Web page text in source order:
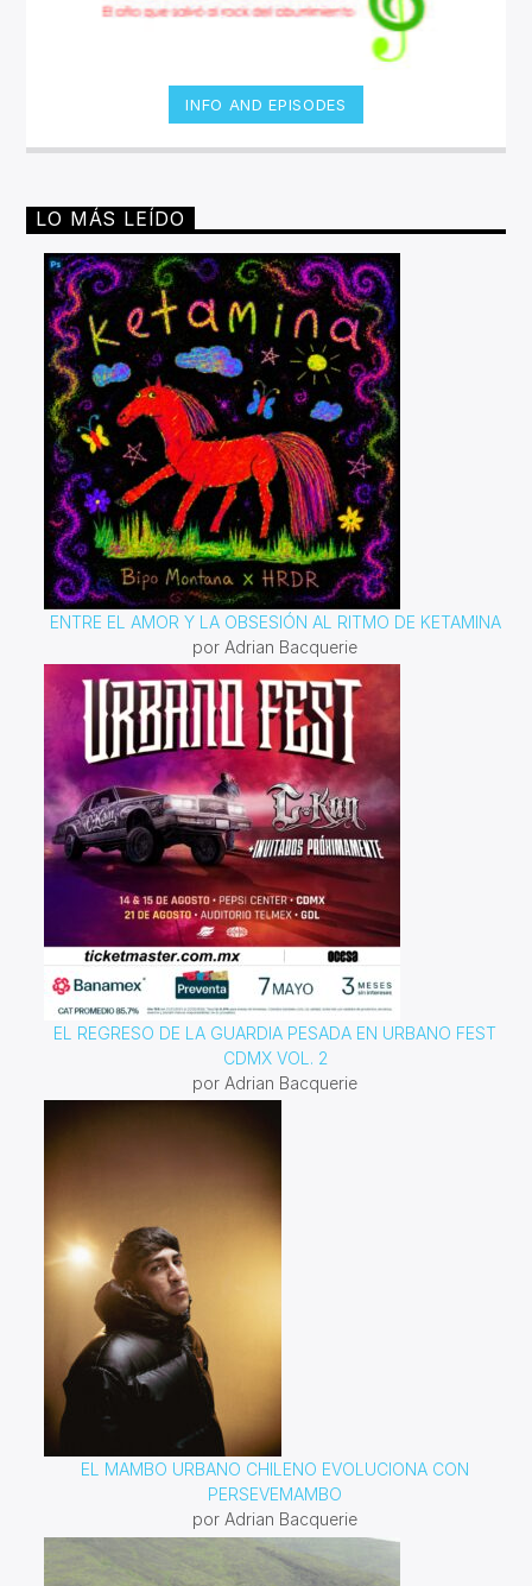
INFO AND EPISODES
LO MÁS LEÍDO
ENTRE EL AMOR Y LA OBSESIÓN AL RITMO DE KETAMINA
por Adrian Bacquerie
EL REGRESO DE LA GUARDIA PESADA EN URBANO FEST
CDMX VOL. 2
por Adrian Bacquerie
EL MAMBO URBANO CHILENO EVOLUCIONA CON
PERSEVEMAMBO
por Adrian Bacquerie